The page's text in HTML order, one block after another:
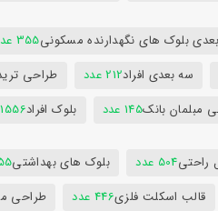
بلوک های نگهدارنده مسکونی355 عدد
سه بعدی افراد212 عدد طراحی
مبلمان بانک145 عدد بلوک افراد1556 عدد
راحتی504 عدد بلوک های بهداشتی
قالب اسکلت فلزی446 عدد طراحی